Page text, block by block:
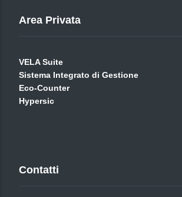
Area Privata
VELA Suite
Sistema Integrato di Gestione
Eco-Counter
Hypersic
Contatti